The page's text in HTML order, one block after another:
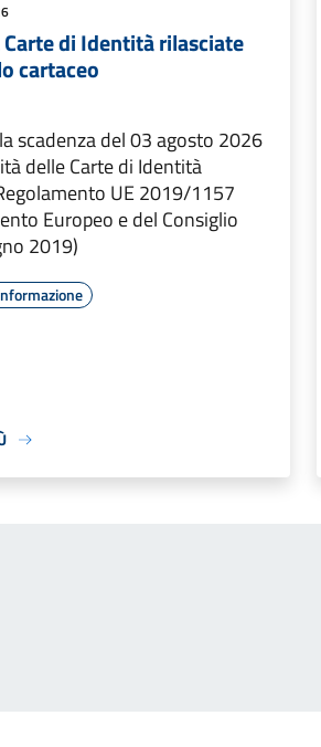
Carte di Identità rilasciate
cartaceo
scadenza del 03 agosto 2026
delle Carte di Identità
UE 2019/1157
Europeo e del Consiglio
2019)